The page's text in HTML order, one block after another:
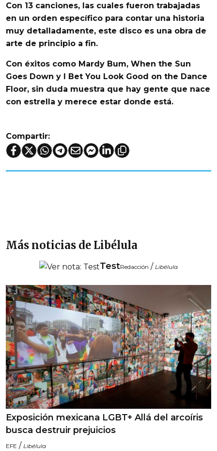
Con 13 canciones, las cuales fueron trabajadas
en un orden específico para contar una historia
muy detalladamente, este disco es una obra de
arte de principio a fin.
Con éxitos como Mardy Bum, When the Sun
Goes Down y I Bet You Look Good on the Dance
Floor, sin duda muestra que hay gente que nace
con estrella y merece estar donde está.
Compartir:
Más noticias de Libélula
TestRedacción / Libélula
Exposición mexicana LGBT+ Allá del arcoíris
busca destruir prejuicios
EFE / Libélula